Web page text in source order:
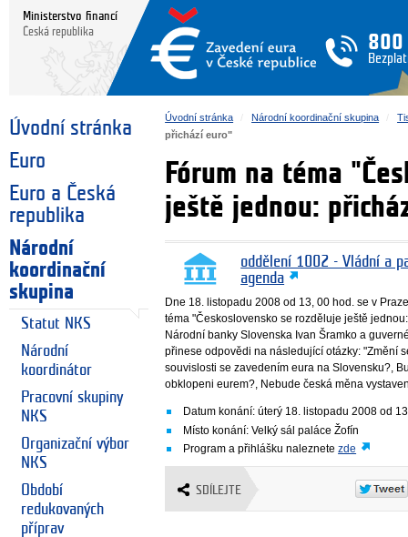
Ministerstvo financí
Česká republika
800
Úvodní stránka
Euro
Euro a Česká
republika
Národní
koordinační
skupina
Statut NKS
Národní
koordinátor
Pracovní skupiny
NKS
Organizační výbor
NKS
Období
redukovaných
příprav
Úvodní stránka Národní koordinační skupina
přichází euro"
Fórum na téma
ještě jednou:
oddělení 1002 - Vládní a
agenda
Dne 18. listopadu 2008 od 13, 00 hod. se v
téma "Československo se rozděluje ještě
Národní banky Slovenska Ivan Šramko a
přinese odpovědi na následující otázky: "Změní
souvislosti se zavedením eura na Slovensku?,
obklopeni eurem?, Nebude česká měna
Datum konání: úterý 18. listopadu 2008 od
Místo konání: Velký sál paláce Žofín
Program a přihlášku naleznetezde
SDÍLEJTE